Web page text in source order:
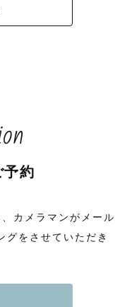
予約
カメラマンがメール
グをさせていただき